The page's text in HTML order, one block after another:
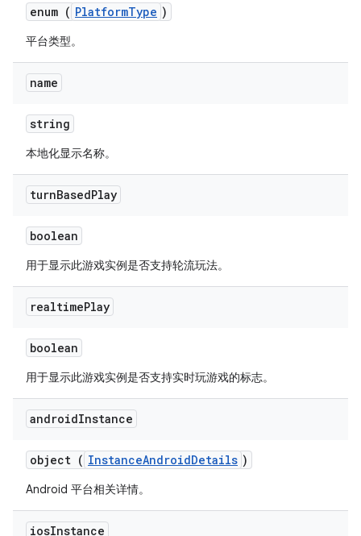
enum ( PlatformType )
平台类型。
name
string
本地化显示名称。
turnBasedPlay
boolean
用于显示此游戏实例是否支持轮流玩法。
realtimePlay
boolean
用于显示此游戏实例是否支持实时玩游戏的标志。
androidInstance
object ( InstanceAndroidDetails )
Android 平台相关详情。
iosInstance